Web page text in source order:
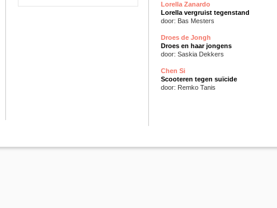
Lorella Zanardo
Lorella vergruist tegenstand
door: Bas Mesters
Droes de Jongh
Droes en haar jongens
door: Saskia Dekkers
Chen Si
Scooteren tegen suïcide
door: Remko Tanis